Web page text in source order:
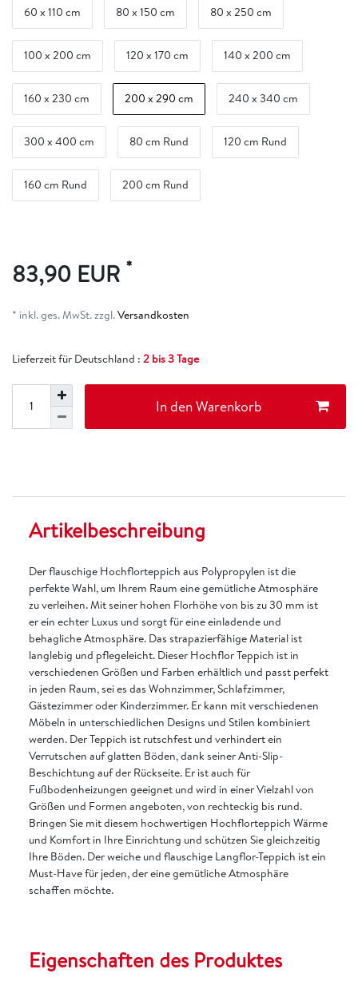
60 x 110 cm 80 x 150 cm 80 x 250 cm
100 x 200 cm 120 x 170 cm 140 x 200 cm
160 x 230 cm 200 x 290 cm 240 x 340 cm
300 x 400 cm 80 cm Rund 120 cm Rund
160 cm Rund 200 cm Rund
83,90 EUR *
* inkl. ges. MwSt. zzgl.Versandkosten
Lieferzeit für Deutschland : 2 bis 3 Tage
In den Warenkorb
Artikelbeschreibung
Der flauschige Hochflorteppich aus Polypropylen ist die
perfekte Wahl, um Ihrem Raum eine gemütliche Atmosphäre
zu verleihen. Mit seiner hohen Florhöhe von bis zu 30 mm ist
er ein echter Luxus und sorgt für eine einladende und
behagliche Atmosphäre. Das strapazierfähige Material ist
langlebig und pflegeleicht. Dieser Hochflor Teppich ist in
verschiedenen Größen und Farben erhältlich und passt perfekt
in jeden Raum, sei es das Wohnzimmer, Schlafzimmer,
Gästezimmer oder Kinderzimmer. Er kann mit verschiedenen
Möbeln in unterschiedlichen Designs und Stilen kombiniert
werden. Der Teppich ist rutschfest und verhindert ein
Verrutschen auf glatten Böden, dank seiner Anti-Slip-
Beschichtung auf der Rückseite. Er ist auch für
Fußbodenheizungen geeignet und wird in einer Vielzahl von
Größen und Formen angeboten, von rechteckig bis rund.
Bringen Sie mit diesem hochwertigen Hochflorteppich Wärme
und Komfort in Ihre Einrichtung und schützen Sie gleichzeitig
Ihre Böden. Der weiche und flauschige Langflor-Teppich ist ein
Must-Have für jeden, der eine gemütliche Atmosphäre
schaffen möchte.
Eigenschaften des Produktes